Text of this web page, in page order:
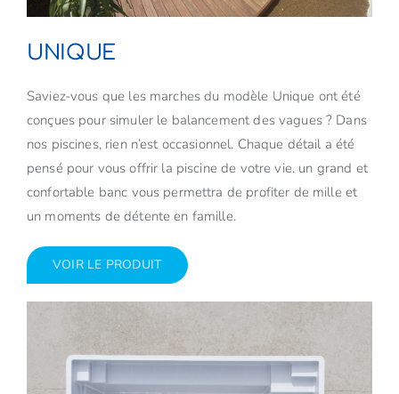
UNIQUE
Saviez-vous que les marches du modèle Unique ont été
conçues pour simuler le balancement des vagues ? Dans
nos piscines, rien n’est occasionnel. Chaque détail a été
pensé pour vous offrir la piscine de votre vie. un grand et
confortable banc vous permettra de profiter de mille et
un moments de détente en famille.
VOIR LE PRODUIT